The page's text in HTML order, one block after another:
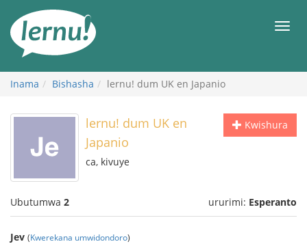
rupapuro
rw'ibirimwo
Inama Bishasha lernu! dum UK en Japanio
Kwishura
lernu! dum UK en
Japanio
ca, kivuye
Ubutumwa 2 ururimi: Esperanto
Jev (Kwerekana umwidondoro)